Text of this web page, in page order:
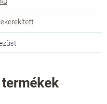
lekerekített